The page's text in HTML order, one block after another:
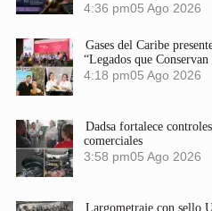
4:36 pm05 Ago 2026
Gases del Caribe
“Legados que
4:18 pm05 Ago 2026
Dadsa fortalece
comerciales
3:58 pm05 Ago 2026
Largometraje con sello